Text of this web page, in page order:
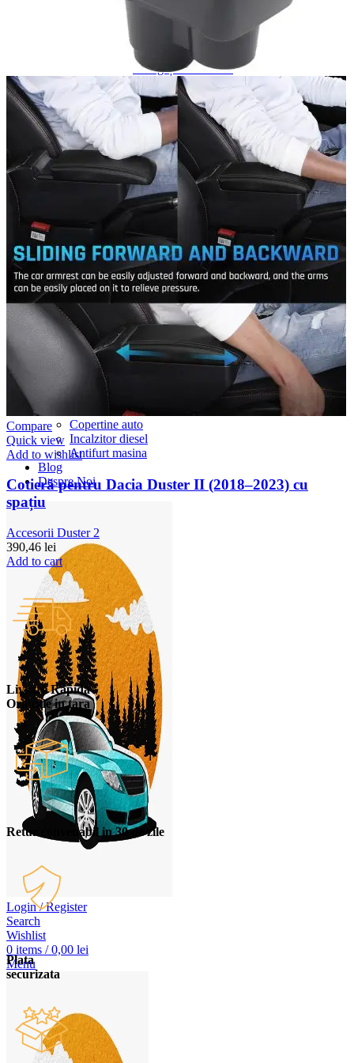
Navigație Mercedes W204
Navigație Mercedes W211
Navigație Mercedes Sprinter
Navigație Passat B5
Navigație Passat B5 5
Navigație Passat B6
Navigație Passat B7
Navigație Passat B8
Navigație Passat CC
Skoda
Navigație Skoda Fabia 1
Navigație Skoda Fabia 2
Navigație Skoda Octavia 1
Navigație Skoda Octavia 2
Navigație Skoda Octavia 3
Navigație Skoda Rapid
Navigație Skoda Superb 1
Navigație Skoda Superb 2
Navigație Toyota Avensis T25
Portbagaj Plafon Auto
Sub 350 Litri
Peste 350 Litri
Peste 450 litri
Accesorii auto masina
Accesorii Dacia Duster 3
Accesorii Duster 2
Accesorii Dacia Jogger
Parfum masina
Copertine auto
Incalzitor diesel
Antifurt masina
Blog
Despre Noi
Login / Register
Search
Wishlist
0 items / 0,00 lei
Menu
Compare
Quick view
Add to wishlist
Cotieră pentru Dacia Duster II (2018–2023) cu
spațiu
Accesorii Duster 2
390,46 lei
Add to cart
Livrare Rapida
Oriunde in tara
Retur convenabil in 30 de zile
Plata
securizata